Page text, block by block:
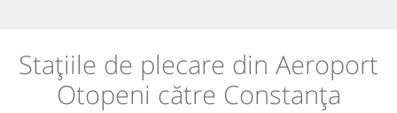
Stațiile de plecare din Aeroport
Otopeni către Constanța